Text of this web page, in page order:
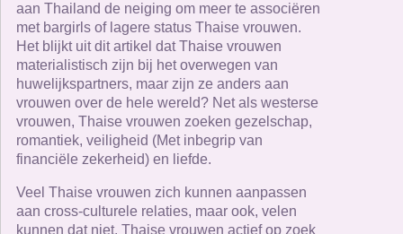
aan Thailand de neiging om meer te associëren
met bargirls of lagere status Thaise vrouwen.
Het blijkt uit dit artikel dat Thaise vrouwen
materialistisch zijn bij het overwegen van
huwelijkspartners, maar zijn ze anders aan
vrouwen over de hele wereld? Net als westerse
vrouwen, Thaise vrouwen zoeken gezelschap,
romantiek, veiligheid (Met inbegrip van
financiële zekerheid) en liefde.
Veel Thaise vrouwen zich kunnen aanpassen
aan cross-culturele relaties, maar ook, velen
kunnen dat niet. Thaise vrouwen actief op zoek